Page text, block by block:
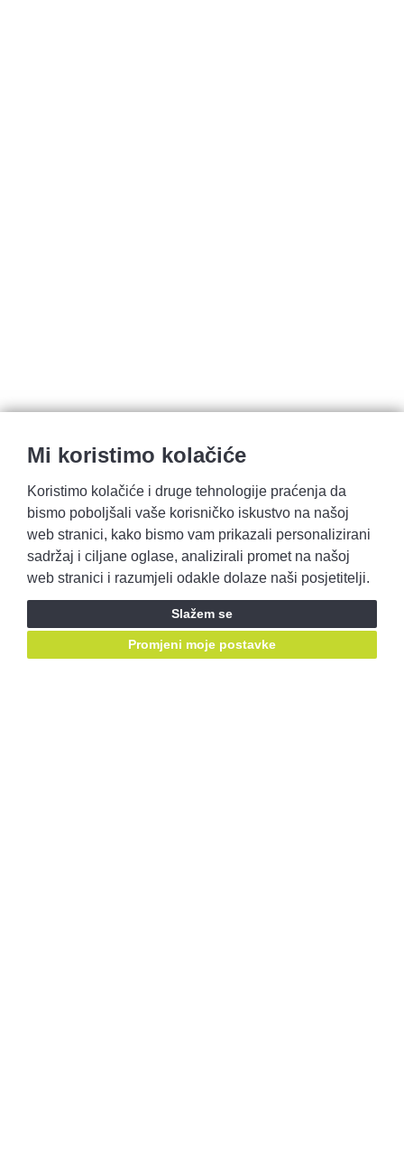
Mi koristimo kolačiće
Koristimo kolačiće i druge tehnologije praćenja da
bismo poboljšali vaše korisničko iskustvo na našoj
web stranici, kako bismo vam prikazali personalizirani
sadržaj i ciljane oglase, analizirali promet na našoj
web stranici i razumjeli odakle dolaze naši posjetitelji.
Slažem se
Promjeni moje postavke
Pravila privatnosti Opći uvjeti prodaje
Prijavite se i ostvarite pristup ponudama prije svih!